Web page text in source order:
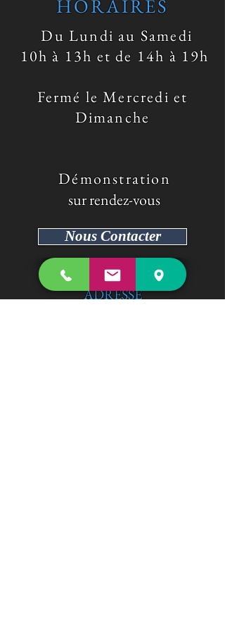
HORAIRES
Du Lundi au Samedi
10h à 13h et de 14h à 19h
Fermé le Mercredi et
Dimanche
​ Démonstration
sur rendez-vous
Nous Contacter
ADRESSE